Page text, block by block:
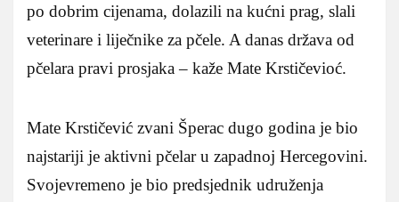
po dobrim cijenama, dolazili na kućni prag, slali
veterinare i liječnike za pčele. A danas država od
pčelara pravi prosjaka – kaže Mate Krstičevioć.
Mate Krstičević zvani Šperac dugo godina je bio
najstariji je aktivni pčelar u zapadnoj Hercegovini.
Svojevremeno je bio predsjednik udruženja